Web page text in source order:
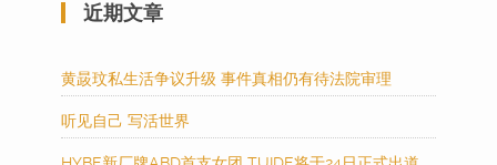
近期文章
黄晸玟私生活争议升级 事件真相仍有待法院审理
听见自己 写活世界